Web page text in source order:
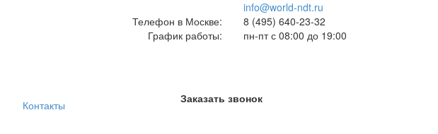
info@world-ndt.ru
Телефон в Москве:
8 (495) 640-23-32
График работы:
пн-пт с 08:00 до 19:00
Контакты Заказать звонок